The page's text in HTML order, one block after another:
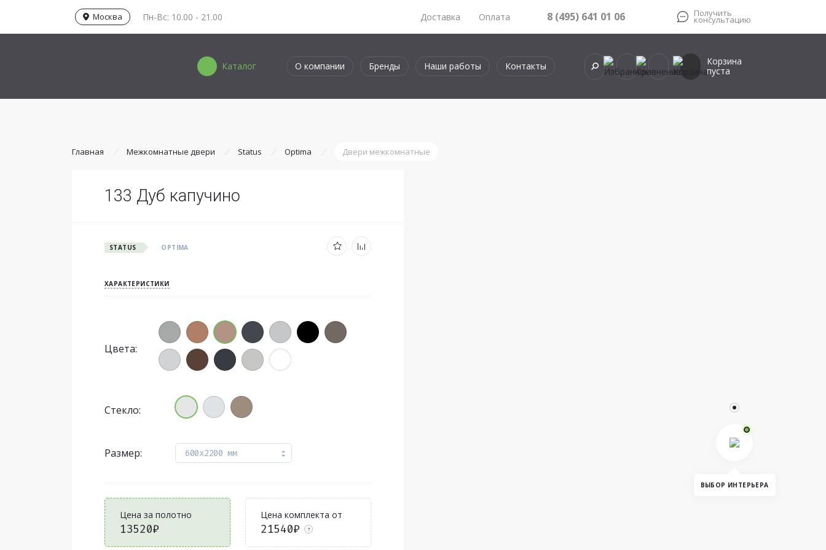
Москва Пн-Вс: 10.00 - 21.00 Доставка Оплата 8 (495) 641 01 06 Получить
консультацию
Каталог О компании Бренды Наши работы Контакты
Корзина
пуста
Главная Межкомнатные двери Status Optima Двери межкомнатные
133 Дуб капучино
STATUS OPTIMA
ХАРАКТЕРИСТИКИ
Цвета:
Стекло:
Размер: 600x2200 мм
Цена за полотно
13520₽
Цена комплекта от
21540₽ ?
ВЫБОР ИНТЕРЬЕРА